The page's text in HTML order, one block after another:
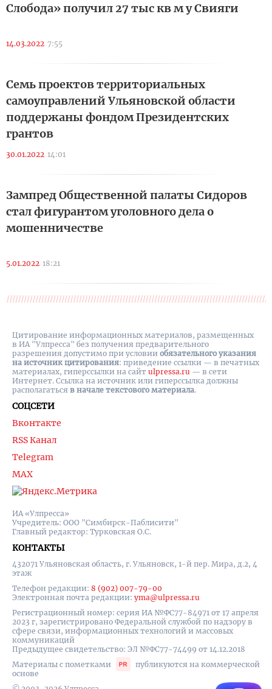
Слобода» получил 27 тыс кв м у Свияги
14.03.2022 7:55
Семь проектов территориальных
самоуправлений Ульяновской области
поддержаны фондом Президентских
грантов
30.01.2022 14:01
Зампред Общественной палаты Сидоров
стал фигурантом уголовного дела о
мошенничестве
5.01.2022 18:21
ИА «Улпресса»
Учредитель: ООО "Симбирск-Паблисити"
Главный редактор: Турковская О.С.
КОНТАКТЫ
432071 Ульяновская область, г. Ульяновск, 1-й пер. Мира, д.2, 4
этаж
Телефон редакции: 8 (902) 007-79-00
Электронная почта редакции: yma@ulpressa.ru
Регистрационный номер: серия ИА №ФС77-84971 от 17 апреля
2023 г, зарегистрировано Федеральной службой по надзору в
сфере связи, информационных технологий и массовых
коммуникаций
Предыдущее свидетельство: ЭЛ №ФС77-74499 от 14.12.2018
Материалы с пометками
публикуются на коммерческой
основе
СОЦСЕТИ
Вконтакте
RSS Канал
Telegram
MAX
Цитирование информационных материалов, размещенных
в ИА "Улпресса" без получения предварительного
разрешения допустимо при условии обязательного указания
на источник цитирования: приведение ссылки — в печатных
материалах, гиперссылки на cайт ulpressa.ru — в сети
Интернет. Ссылка на источник или гиперссылка должны
располагаться в начале текстового материала.